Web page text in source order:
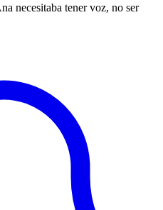
necesitaba tener voz, no ser